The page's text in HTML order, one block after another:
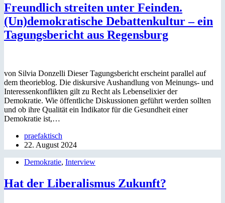
Freundlich streiten unter Feinden.
(Un)demokratische Debattenkultur – ein
Tagungsbericht aus Regensburg
von Silvia Donzelli Dieser Tagungsbericht erscheint parallel auf
dem theorieblog. Die diskursive Aushandlung von Meinungs- und
Interessenkonflikten gilt zu Recht als Lebenselixier der
Demokratie. Wie öffentliche Diskussionen geführt werden sollten
und ob ihre Qualität ein Indikator für die Gesundheit einer
Demokratie ist,…
praefaktisch
22. August 2024
Demokratie, Interview
Hat der Liberalismus Zukunft?